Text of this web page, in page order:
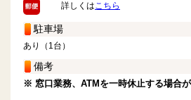
詳しくはこちら
駐車場
あり（1台）
備考
※ 窓口業務、ATMを一時休止する場合が